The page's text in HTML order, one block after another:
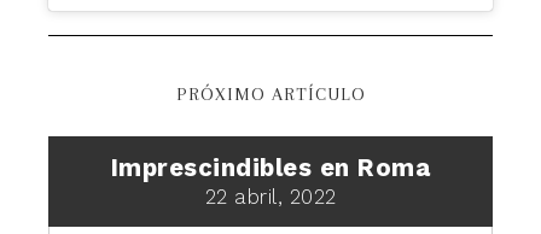
PRÓXIMO ARTÍCULO
Imprescindibles en Roma
22 abril, 2022